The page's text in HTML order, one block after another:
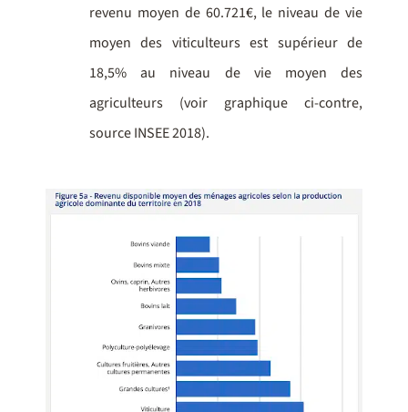
revenu moyen de 60.721€, le niveau de vie
moyen des viticulteurs est supérieur de
18,5% au niveau de vie moyen des
agriculteurs (voir graphique ci-contre,
source INSEE 2018).